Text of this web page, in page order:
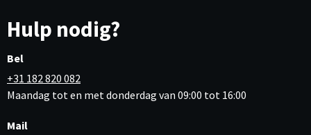
Hulp nodig?
Bel
+31 182 820 082
Maandag tot en met donderdag van 09:00 tot 16:00
Mail